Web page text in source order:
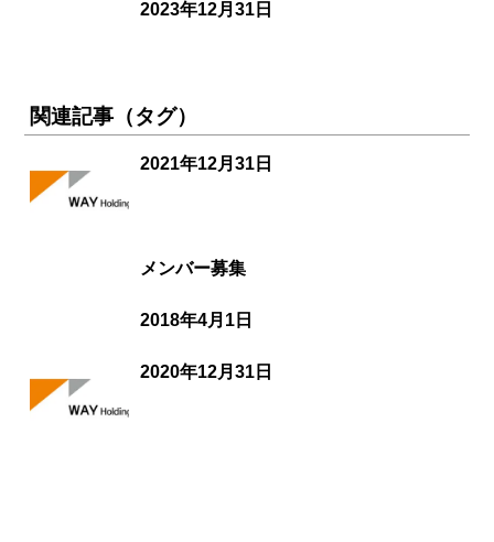
2023年12月31日
関連記事（タグ）
2021年12月31日
メンバー募集
2018年4月1日
2020年12月31日